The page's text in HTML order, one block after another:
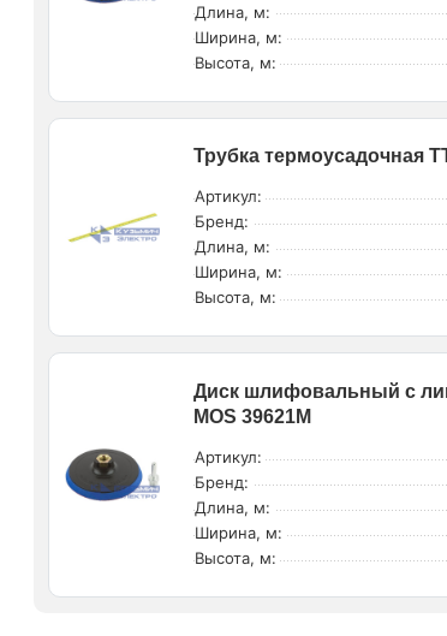
Длина, м:
Ширина, м:
Высота, м:
Трубка термоусадочная
Артикул:
Бренд:
Длина, м:
Ширина, м:
Высота, м:
Диск шлифовальный с
MOS 39621М
Артикул:
Бренд:
Длина, м:
Ширина, м:
Высота, м: